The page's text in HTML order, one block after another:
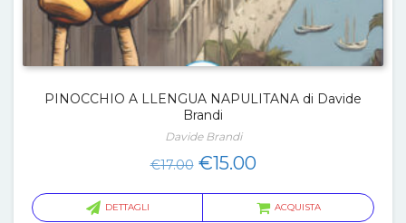
PINOCCHIO A LLENGUA NAPULITANA di Davide
Brandi
Davide Brandi
€17.00 Il
originale
€15.00Il
attuale
DETTAGLI ACQUISTA